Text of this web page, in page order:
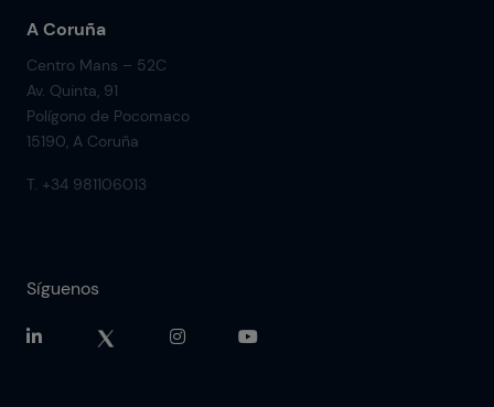
A Coruña
Centro Mans – 52C
Av. Quinta, 91
Polígono de Pocomaco
15190, A Coruña
T. +34 981106013
Síguenos